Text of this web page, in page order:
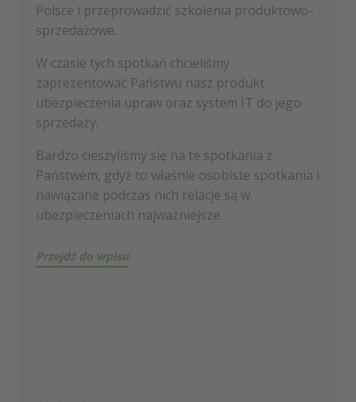
Polsce i przeprowadzić szkolenia produktowo-
sprzedażowe.
W czasie tych spotkań chcieliśmy
zaprezentować Państwu nasz produkt
ubezpieczenia upraw oraz system IT do jego
sprzedaży.
Bardzo cieszyliśmy się na te spotkania z
Państwem, gdyż to właśnie osobiste spotkania i
nawiązane podczas nich relacje są w
ubezpieczeniach najważniejsze.
Przejdź do wpisu